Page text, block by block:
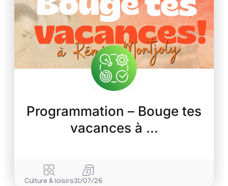
Programmation – Bouge tes
vacances à …
Culture & loisirs31/07/26